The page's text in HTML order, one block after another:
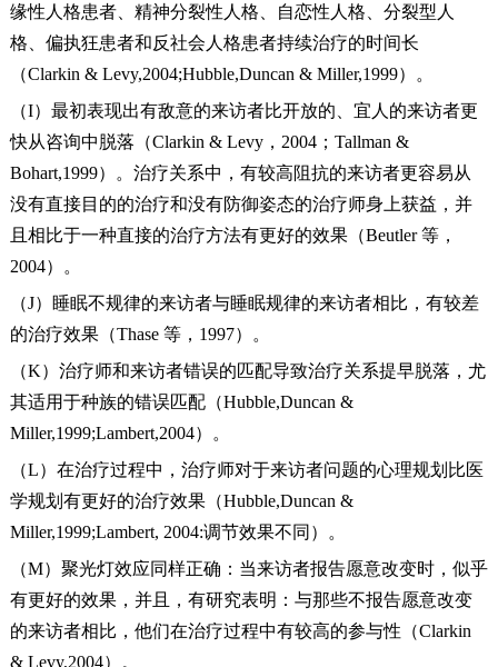
缘性人格患者、精神分裂性人格、自恋性人格、分裂型人
格、偏执狂患者和反社会人格患者持续治疗的时间长
（Clarkin & Levy,2004;Hubble,Duncan & Miller,1999）。
（I）最初表现出有敌意的来访者比开放的、宜人的来访者更
快从咨询中脱落（Clarkin & Levy，2004；Tallman &
Bohart,1999）。治疗关系中，有较高阻抗的来访者更容易从
没有直接目的的治疗和没有防御姿态的治疗师身上获益，并
且相比于一种直接的治疗方法有更好的效果（Beutler 等，
2004）。
（J）睡眠不规律的来访者与睡眠规律的来访者相比，有较差
的治疗效果（Thase 等，1997）。
（K）治疗师和来访者错误的匹配导致治疗关系提早脱落，尤
其适用于种族的错误匹配（Hubble,Duncan &
Miller,1999;Lambert,2004）。
（L）在治疗过程中，治疗师对于来访者问题的心理规划比医
学规划有更好的治疗效果（Hubble,Duncan &
Miller,1999;Lambert, 2004:调节效果不同）。
（M）聚光灯效应同样正确：当来访者报告愿意改变时，似乎
有更好的效果，并且，有研究表明：与那些不报告愿意改变
的来访者相比，他们在治疗过程中有较高的参与性（Clarkin
& Levy,2004）。